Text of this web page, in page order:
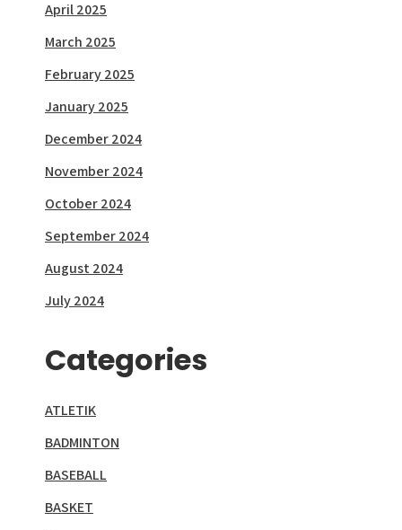
April 2025
March 2025
February 2025
January 2025
December 2024
November 2024
October 2024
September 2024
August 2024
July 2024
Categories
ATLETIK
BADMINTON
BASEBALL
BASKET